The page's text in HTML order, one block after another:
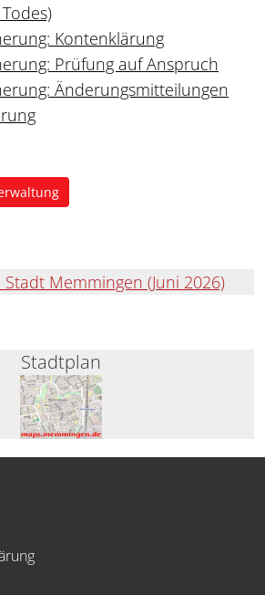
Kontenklärung
Prüfung auf Anspruch
Änderungsmitteilungen
Memmingen (Juni 2026)
Stadtplan